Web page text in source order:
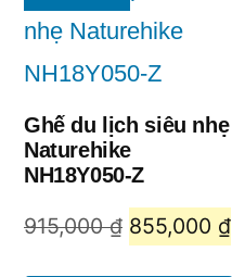
Ghế du lịch siêu nhẹ
Naturehike
NH18Y050-Z
915,000₫ Giá
855,000 ₫